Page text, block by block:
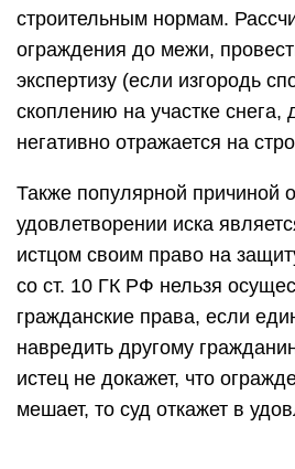
строительным нормам.
ограждения до межи,
экспертизу (если изгородь
скоплению на участке
негативно отражается на
Также популярной причиной
удовлетворении иска
истцом своим право на
со ст. 10 ГК РФ нельзя
гражданские права, если
навредить другому
истец не докажет, что
мешает, то суд откажет в